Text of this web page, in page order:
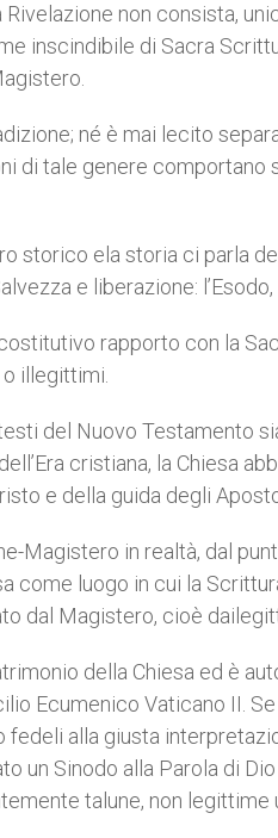
non consista,
inscindibile di Sacra
né è mai lecito
di tale genere
storico ela storia ci parla
e liberazione: l’Esodo,
rapporto con la
illegittimi.
del Nuovo Testamento
cristiana, la Chiesa
e della guida degli
Magistero in realtà, dal
come luogo in cui la
dal Magistero, cioè
della Chiesa ed è
Ecumenico Vaticano II.
alla giusta
un Sinodo alla Parola di
talune, non legittime